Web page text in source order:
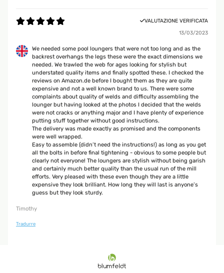
VALUTAZIONE VERIFICATA
13/03/2023
We needed some pool loungers that were not too long and as the
backrest overhangs the legs these were the exact dimensions we
needed. We trawled the web for ages looking for stylish but
understated quality items and finally spotted these. I checked the
reviews on Amazon.de before I bought them as they are quite
expensive and not a well known brand to us. There were some
complaints about quality of welds and difficulty assembling the
lounger but having looked at the photos I decided that the welds
were not cracks or anything major and I have plenty of experience
putting stuff together without good instructions.
The delivery was made exactly as promised and the components
were well wrapped.
Easy to assemble (didn’t need the instructions!) as long as you get
all the bolts in before final tightening - obvious to some people but
clearly not everyone! The loungers are stylish without being garish
and certainly much better quality than the usual run of the mill
efforts. Very pleased with these even though they are a little
expensive they look brilliant. How long they will last is anyone’s
guess but they look sturdy.
Timothy
Tradurre